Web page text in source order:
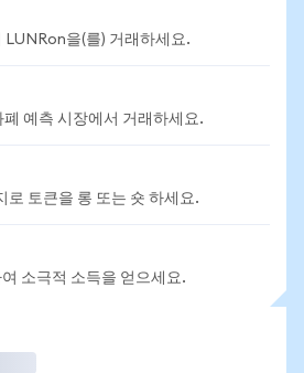
LUNRon을(를) 거래하세요.
폐 예측 시장에서 거래하세요.
로 토큰을 롱 또는 숏 하세요.
소극적 소득을 얻으세요.